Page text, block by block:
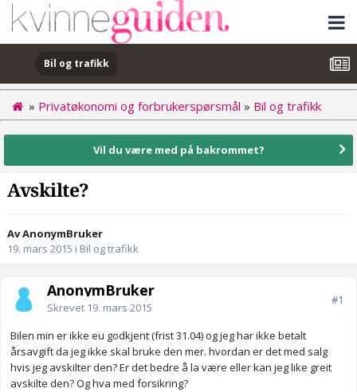
Bil og trafikk
» Privatøkonomi og forbrukerspørsmål » Bil og trafikk
Vil du være med på bakrommet?
Avskilte?
Av AnonymBruker
19. mars 2015 i Bil og trafikk
AnonymBruker
Skrevet 19. mars 2015
#1
Bilen min er ikke eu godkjent (frist 31.04) og jeg har ikke betalt
årsavgift da jeg ikke skal bruke den mer. hvordan er det med salg
hvis jeg avskilter den? Er det bedre å la være eller kan jeg like greit
avskilte den? Og hva med forsikring?